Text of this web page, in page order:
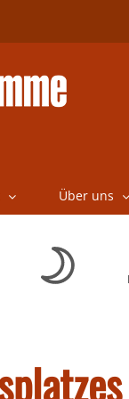
Über uns